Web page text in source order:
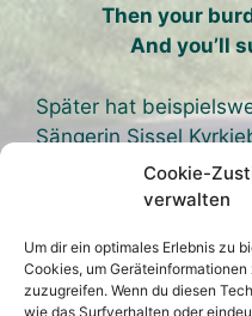
Cookie-
verwalten
Um dir ein optimales Erlebnis zu
Cookies, um
zuzugreifen. Wenn du diesen
wie das Surfverhalten oder
Then your
And you’ll
Später hat
Sängerin Sissel
Erfahrungen mit dem
Sissel – Crying in